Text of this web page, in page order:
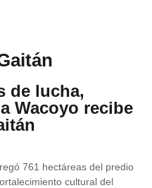
de lucha,
Wacoyo recibe
761 hectáreas del predio
cultural del